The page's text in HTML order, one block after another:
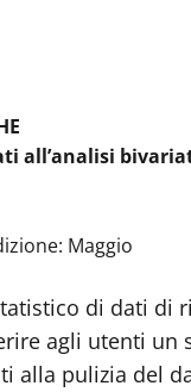
all’analisi
Maggio
di dati di
agli utenti
alla pulizia del